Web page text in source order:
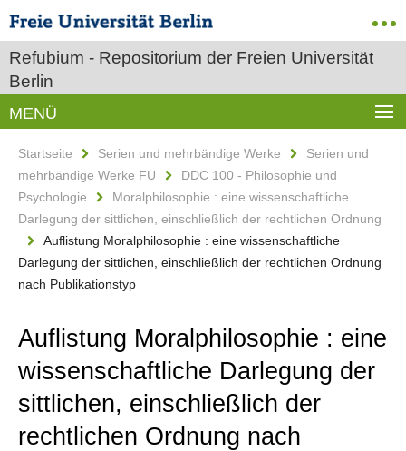
Refubium - Repositorium der Freien Universität
Berlin
MENÜ
Startseite Serien und mehrbändige Werke
Serien und
mehrbändige Werke FU
DDC 100 - Philosophie und
Psychologie
Moralphilosophie : eine wissenschaftliche
Darlegung der sittlichen, einschließlich der rechtlichen Ordnung
Auflistung Moralphilosophie : eine wissenschaftliche
Darlegung der sittlichen, einschließlich der rechtlichen Ordnung
nach Publikationstyp
Auflistung Moralphilosophie : eine
wissenschaftliche Darlegung der
sittlichen, einschließlich der
rechtlichen Ordnung nach